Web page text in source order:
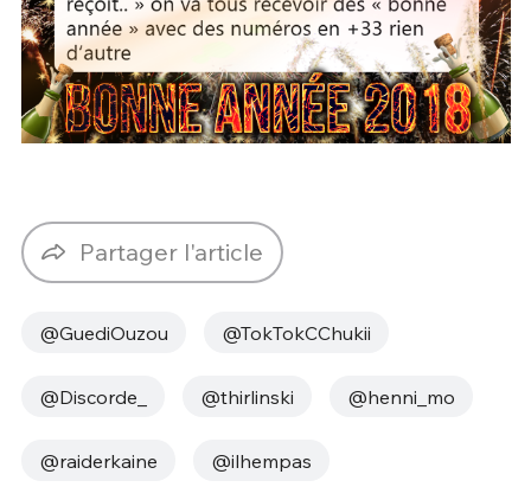
Partager l'article
@GuediOuzou @TokTokCChukii
@Discorde_ @thirlinski @henni_mo
@raiderkaine @ilhempas